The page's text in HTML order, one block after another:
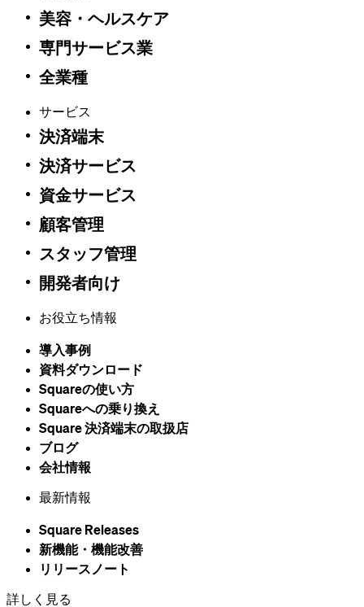
美容・ヘルスケア
専門サービス業
全業種
サービス
決済端末
決済サービス
資金サービス
顧客管理
スタッフ管理
開発者向け
お役立ち情報
導入事例
資料ダウンロード
Squareの​使い方
Squareへの乗り換え
Square 決済端末の​取扱店
ブログ
会社情報
最新情報
Square Releases
新機能・機能改善
リリースノート
詳しく見る
ハードウェアに関する方針および制限付き保証
商業法人規約
追加的ⅰＤ取扱規約
追加的交通系電子マネー取扱規約
反社会的勢力排除についての指針
JCB取扱いに関する確認書
以下の対応ブラウザの最新バージョンをダウンロードして、
このウェブサイトを最大限に活用してください。
Google Chrome
Mozilla Firefox
以上を理解して、続行します